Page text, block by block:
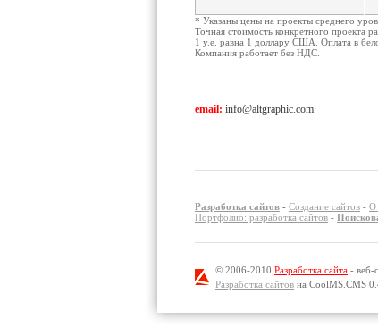
* Указаны цены на проекты среднего
Точная стоимость конкретного проекта
1 у.е. равна 1 доллару США. Оплата в
Компания работает без НДС.
email: info@altgraphic.com
Разработка сайтов - Создание сайтов - О
Портфолио: разработка сайтов -
© 2006-2010 Разработка сайта - веб-
Разработка сайтов на CoolMS.CMS